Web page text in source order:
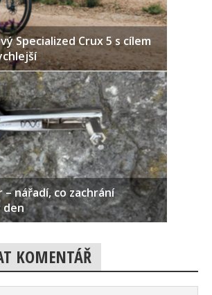
Specialized Crux 5 s cílem
– nářadí, co zachrání
den
KOMENTÁŘ